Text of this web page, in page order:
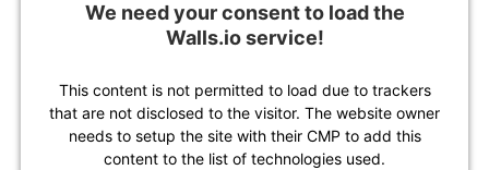
We need your consent to load the
Walls.io service!
This content is not permitted to load due to trackers
that are not disclosed to the visitor. The website owner
needs to setup the site with their CMP to add this
content to the list of technologies used.